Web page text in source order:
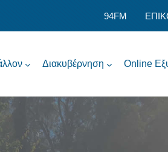
94FM
Διακυβέρνηση Online